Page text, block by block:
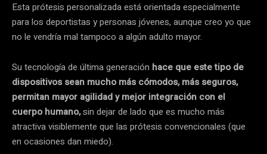
Esta prótesis personalizada está orientada especialmente
para los deportistas y personas jóvenes, aunque creo yo que
no le vendría mal tampoco a algún adulto mayor.
Su tecnología de última generación hace que este tipo de
dispositivos sean mucho más cómodos, más seguros,
permitan mayor agilidad y mejor integración con el
cuerpo humano,sin dejar de lado que es mucho más
atractiva visiblemente que las prótesis convencionales (que
en ocasiones dan miedo).